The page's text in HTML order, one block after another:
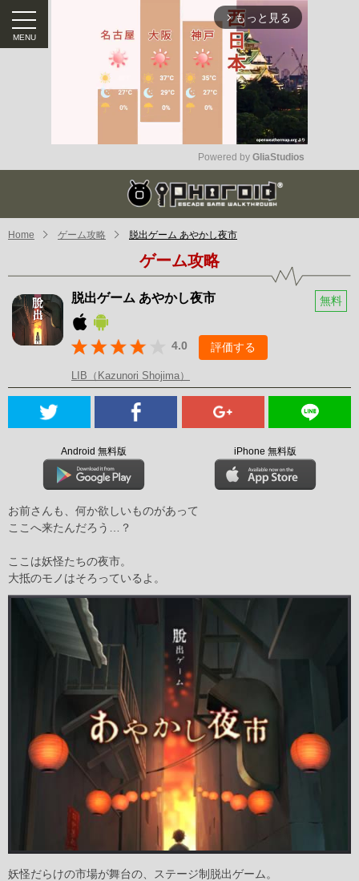
arrow_forward_ios もっと見る
Mute
Powered by GliaStudios
Home ゲーム攻略 脱出ゲーム あやかし夜市
ゲーム攻略
脱出ゲーム あやかし夜市 無料
4.0 評価する
LIB（Kazunori Shojima）
Android 無料版 iPhone 無料版
お前さんも、何か欲しいものがあって
ここへ来たんだろう…？
ここは妖怪たちの夜市。
大抵のモノはそろっているよ。
妖怪だらけの市場が舞台の、ステージ制脱出ゲーム。